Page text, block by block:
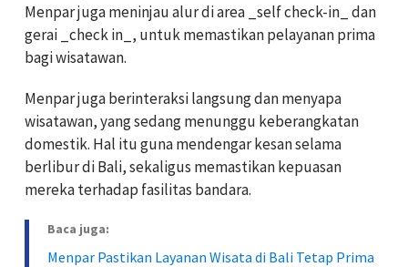
Menpar juga meninjau alur di area _self check-in_ dan
gerai _check in_, untuk memastikan pelayanan prima
bagi wisatawan.
Menpar juga berinteraksi langsung dan menyapa
wisatawan, yang sedang menunggu keberangkatan
domestik. Hal itu guna mendengar kesan selama
berlibur di Bali, sekaligus memastikan kepuasan
mereka terhadap fasilitas bandara.
Baca juga:
Menpar Pastikan Layanan Wisata di Bali Tetap Prima